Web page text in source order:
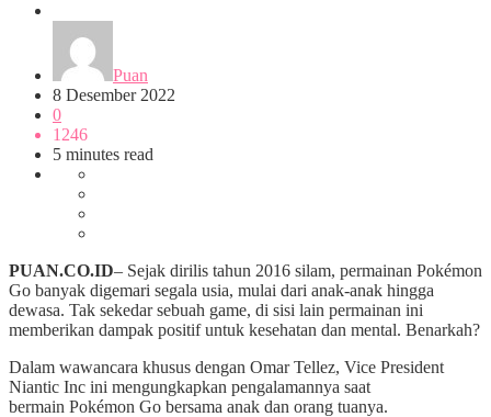
Puan
8 Desember 2022
0
1246
5 minutes read
PUAN.CO.ID– Sejak dirilis tahun 2016 silam, permainan Pokémon
Go banyak digemari segala usia, mulai dari anak-anak hingga
dewasa. Tak sekedar sebuah game, di sisi lain permainan ini
memberikan dampak positif untuk kesehatan dan mental. Benarkah?
Dalam wawancara khusus dengan Omar Tellez, Vice President
Niantic Inc ini mengungkapkan pengalamannya saat
bermain Pokémon Go bersama anak dan orang tuanya.